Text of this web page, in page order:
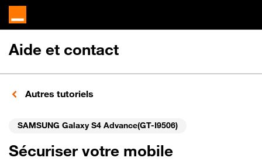
Aide et contact
Autres tutoriels
SAMSUNG Galaxy S4 Advance(GT-I9506)
Sécuriser votre mobile